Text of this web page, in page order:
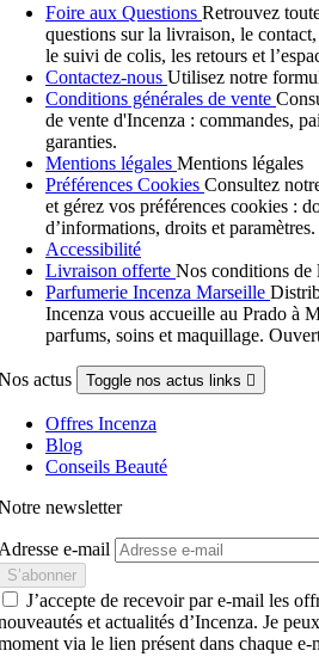
Foire aux Questions Retrouvez
questions sur la livraison, le
le suivi de colis, les retours et
Contactez-nous Utilisez notre
Conditions générales de vente
de vente d'Incenza : commandes,
garanties.
Mentions légales Mentions légales
Préférences Cookies Consultez
et gérez vos préférences cookies :
d’informations, droits et paramètres.
Accessibilité
Livraison offerte Nos conditions de
Parfumerie Incenza Marseille
Incenza vous accueille au Prado à
parfums, soins et maquillage.
actus Toggle nos actus links 
Offres Incenza
Blog
Conseils Beauté
newsletter
e-mail
J’accepte de recevoir par e-mail les
et actualités d’Incenza. Je
via le lien présent dans chaque e-